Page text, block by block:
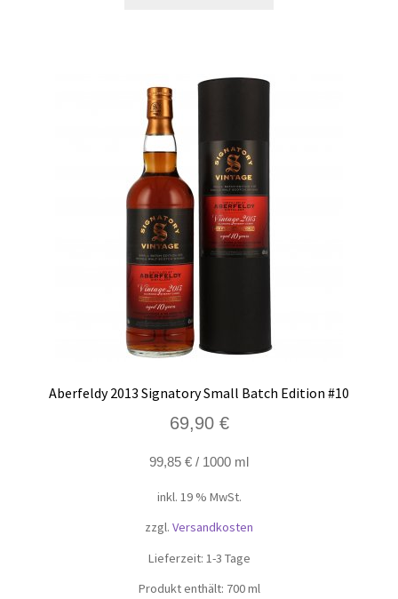
Aberfeldy 2013 Signatory Small Batch Edition #10
69,90 €
99,85 € / 1000 ml
inkl. 19 % MwSt.
zzgl. Versandkosten
Lieferzeit: 1-3 Tage
Produkt enthält: 700ml